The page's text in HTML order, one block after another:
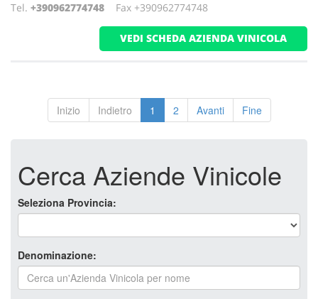
Tel. +390962774748 Fax +390962774748
VEDI SCHEDA AZIENDA VINICOLA
Inizio Indietro 1 2 Avanti Fine
Cerca Aziende Vinicole
Seleziona Provincia:
Denominazione: